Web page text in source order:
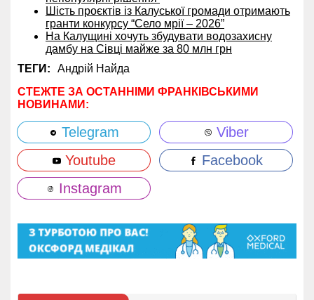
Шість проєктів із Калуської громади отримають
гранти конкурсу “Село мрії – 2026”
На Калущині хочуть збудувати водозахисну
дамбу на Сівці майже за 80 млн грн
ТЕГИ:
Андрій Найда
СТЕЖТЕ ЗА ОСТАННІМИ ФРАНКІВСЬКИМИ
НОВИНАМИ:
Telegram
Viber
Youtube
Facebook
Instagram